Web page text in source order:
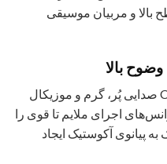
بالا و مربیان موسیقی
بالا
کاربر هنگام نوازندگی با CUP320 SR صدایی پُر، گرم و موزیکال
اجرای ملایم تا قوی را
پیانوی آکوستیک ایجاد